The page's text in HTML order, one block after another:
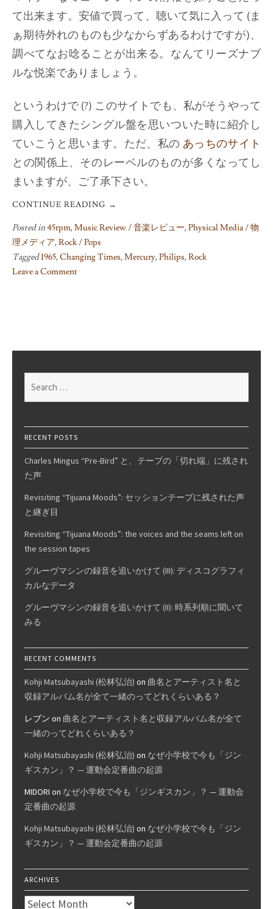
て出来ます。安値で買って、聴いて気に入って (ま
ぁ期待外れのものも少なからずあるわけですが)、
調べてなお唸ることが出来る。なんてリーズナブ
ルな悦楽でありましょう。
というわけで (?) このサイトでも、私がそうやって
購入してきたシングル盤を思いついた時に紹介し
ていこうと思います。ただ、私の あっちのサイト
との関係上、そのレーベルのものが多くなってし
まいますが、ご了承下さい。
CONTINUE READING →
Posted in45rpm,Music Review / 音楽レビュー,Physical Media / 物
理メディア,Rock / Pops
Tagged1965,Changing Times,Mercury,Philips,Rock
Leave a Comment
The
Changing
Times
for:
RECENT POSTS
Charles Mingus “Pre-Bird” と、テープの「切れ端」に残され
た声
Revisiting “Tijuana Moods”: セッションテープに残された声
と継ぎ目
Revisiting “Tijuana Moods”: the voices and the seams left on
the session tapes
グルーヴマシンの録音を追いかけて (III): ディスコグラフィ
カルなデータ
グルーヴマシンの録音を追いかけて (II): 時系列順に聞いて
みる
RECENT COMMENTS
Kohji Matsubayashi (松林弘治) on 曲名とアーティスト名と
収録アルバム名が全て一緒のってどれくらいある？
レブン on 曲名とアーティスト名と収録アルバム名が全て
一緒のってどれくらいある？
Kohji Matsubayashi (松林弘治) on なぜ小学校で今も「ジン
ギスカン」？ — 運動会定番曲の起源
MIDORI on なぜ小学校で今も「ジンギスカン」？ — 運動会
定番曲の起源
Kohji Matsubayashi (松林弘治) on なぜ小学校で今も「ジン
ギスカン」？ — 運動会定番曲の起源
ARCHIVES
Archives